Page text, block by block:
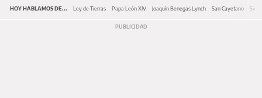
HOY HABLAMOS DE... Ley de Tierras Papa León XIV Joaquín Benegas Lynch San Cayetano